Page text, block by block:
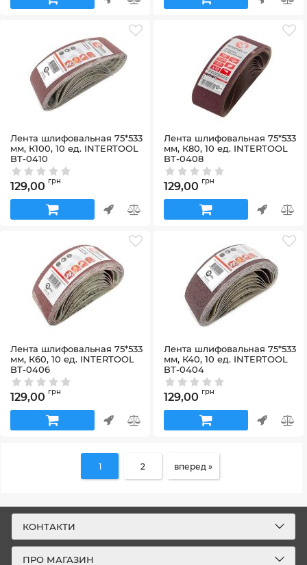
Лента шлифовальная 75*533
мм, К100, 10 ед. INTERTOOL
BT-0410
Артикул:BT-0410
129,00 грн
Лента шлифовальная 75*533
мм, К80, 10 ед. INTERTOOL
BT-0408
Артикул:BT-0408
129,00 грн
Лента шлифовальная 75*533
мм, К60, 10 ед. INTERTOOL
BT-0406
Артикул:BT-0406
129,00 грн
Лента шлифовальная 75*533
мм, К40, 10 ед. INTERTOOL
BT-0404
Артикул:BT-0404
129,00 грн
1 2 вперед »
КОНТАКТИ
ПРО МАГАЗИН